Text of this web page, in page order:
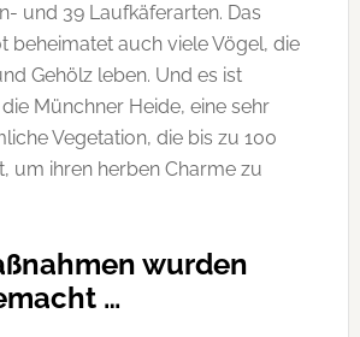
und 39 Laufkäferarten. Das
beheimatet auch viele Vögel, die
Gehölz leben. Und es ist
Münchner Heide, eine sehr
Vegetation, die bis zu 100
um ihren herben Charme zu
wurden
…